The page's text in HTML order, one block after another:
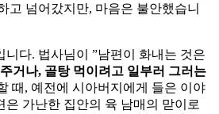
고 넘어갔지만, 마음은 불안했습니
니다. 법사님이 ”남편이 화내는 것은
거나, 골탕 먹이려고 일부러 그러는
때, 예전에 시아버지에게 들은 이야
은 가난한 집안의 육 남매의 맏이로